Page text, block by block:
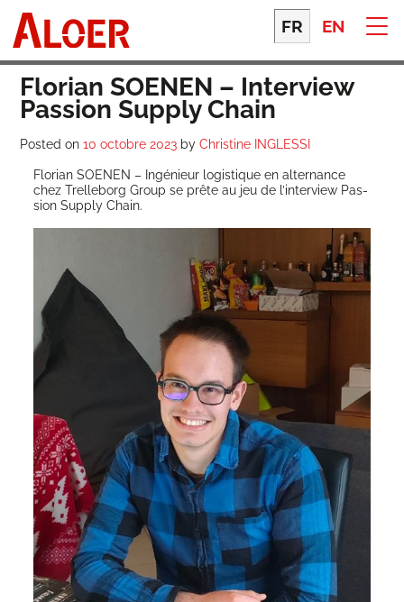
content
FR EN
Florian SOENEN – Interview
Passion Supply Chain
Posted on 10 octobre 2023by Christine INGLESSI
Flo­rian SOENEN – Ingé­nieur logis­tique en alter­nance
chez Trel­le­borg Group se prête au jeu de l’interview Pas­
sion Sup­ply Chain.